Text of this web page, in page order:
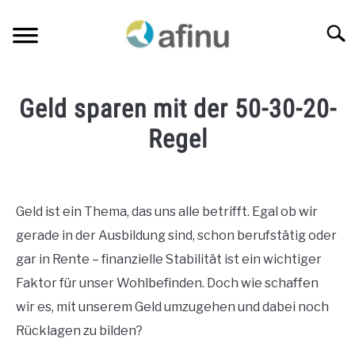
content
BLOG
KREDITANFRAGE
ÜBER MICH
Geld sparen mit der 50-30-20-
Regel
in
Blog
Geld ist ein Thema, das uns alle betrifft. Egal ob wir
gerade in der Ausbildung sind, schon berufstätig oder
gar in Rente – finanzielle Stabilität ist ein wichtiger
Faktor für unser Wohlbefinden. Doch wie schaffen
wir es, mit unserem Geld umzugehen und dabei noch
Rücklagen zu bilden?